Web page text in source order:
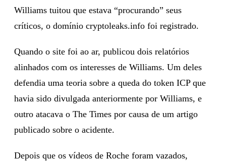
Williams tuitou que estava “procurando” seus
críticos, o domínio cryptoleaks.info foi registrado.
Quando o site foi ao ar, publicou dois relatórios
alinhados com os interesses de Williams. Um deles
defendia uma teoria sobre a queda do token ICP que
havia sido divulgada anteriormente por Williams, e
outro atacava o The Times por causa de um artigo
publicado sobre o acidente.
Depois que os vídeos de Roche foram vazados,